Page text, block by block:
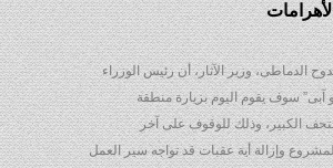
الدماطى، وزير الآثار، أن رئيس الوزراء
آبى” سوف يقوم اليوم بزيارة منطقة
الكبير، وذلك للوقوف على آخر
وإزالة أية عقبات قد تواجه سير العمل